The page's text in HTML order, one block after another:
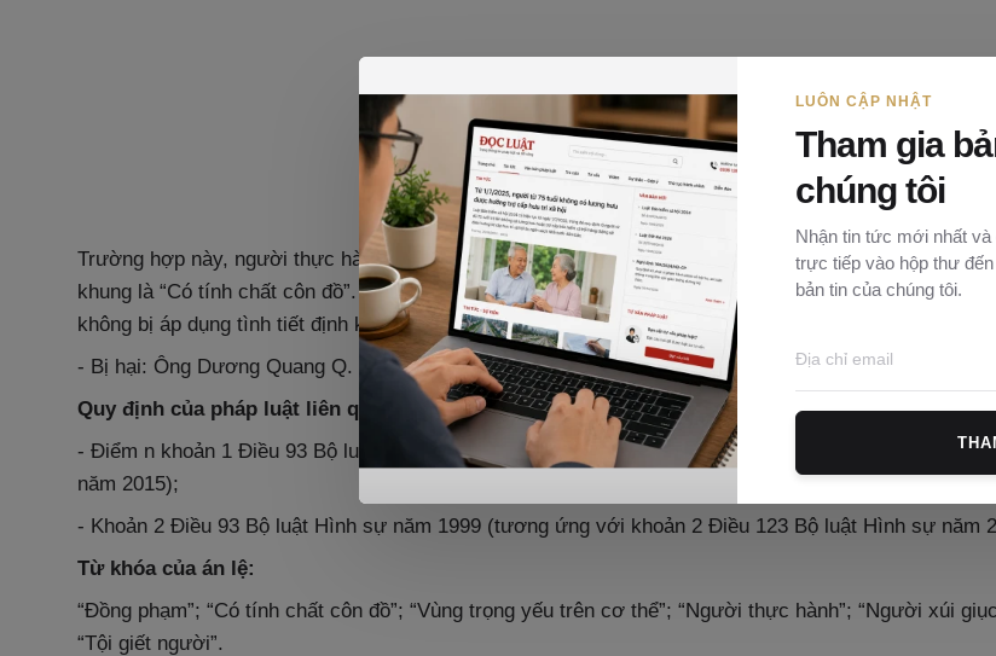
Trường hợp này, người thực hành phải bị truy cứu trách nhiệm hình sự về tội “Giết người” với tình
khung là “Có tính chất côn đồ”. Người xúi giục bị truy cứu trách nhiệm hình sự về tội “Giết người”
không bị áp dụng tình tiết định khung “Có tính chất côn đồ”.
- Bị hại: Ông Dương Quang Q.
Quy định của pháp luật liên quan đến án lệ:
- Điểm n khoản 1 Điều 93 Bộ luật Hình sự năm 1999 (tương ứng điểm n khoản 1 Điều 123 Bộ luật
năm 2015);
- Khoản 2 Điều 93 Bộ luật Hình sự năm 1999 (tương ứng với khoản 2 Điều 123 Bộ luật Hình sự năm
Từ khóa của án lệ:
“Đồng phạm”; “Có tính chất côn đồ”; “Vùng trọng yếu trên cơ thể”; “Người thực hành”; “Người xúi
“Tội giết người”.
LUÔN CẬP NHẬT
Tham gia
chúng tôi
Nhận tin tức mới nhất
trực tiếp vào hộp thư
bản tin của chúng tôi.